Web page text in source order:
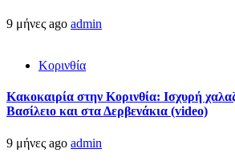
9 μήνες ago admin
Κορινθία
Κακοκαιρία στην Κορινθία: Ισχυρή
Βασίλειο και στα Δερβενάκια (video)
9 μήνες ago admin